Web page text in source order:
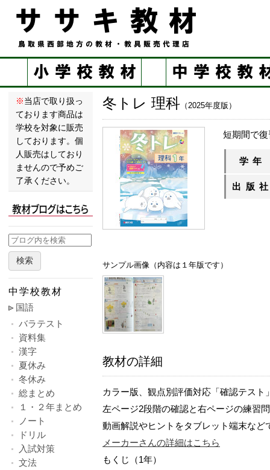
冬トレ 理科 （2025年度版）
短期間で
学年
出版
サンプル画像（内容は１年版です）
教材の詳細
カラー版、観点別評価対応「確認テス
左ページ2段階の確認と右ページの練習
動画解説やヒントをタブレット端末など
メーカーさんの詳細はこちら
もくじ（1年）
※ 当店で取り扱っ
ております商品は
学校を対象に販売
しております。個
人販売はしており
ませんので予めご
了承ください。
検索
中学校教材
国語
バラテスト
資料集
漢字
夏休み
冬休み
総まとめ
１・２年まとめ
ノート
ドリル
入試対策
文法